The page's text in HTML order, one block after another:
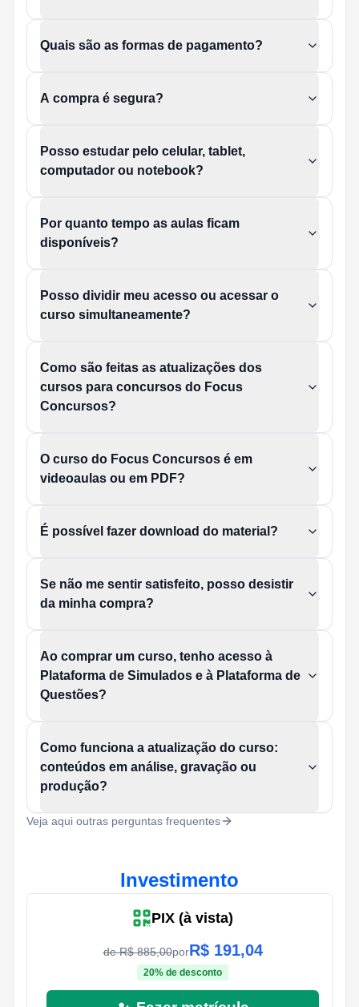
Quais são as formas de pagamento?
A compra é segura?
Posso estudar pelo celular, tablet,
computador ou notebook?
Por quanto tempo as aulas ficam
disponíveis?
Posso dividir meu acesso ou acessar o
curso simultaneamente?
Como são feitas as atualizações dos
cursos para concursos do Focus
Concursos?
O curso do Focus Concursos é em
videoaulas ou em PDF?
É possível fazer download do material?
Se não me sentir satisfeito, posso desistir
da minha compra?
Ao comprar um curso, tenho acesso à
Plataforma de Simulados e à Plataforma de
Questões?
Como funciona a atualização do curso:
conteúdos em análise, gravação ou
produção?
Veja aqui outras perguntas frequentes
Investimento
PIX (à vista)
de R$885,00porR$ 191,04
20% de desconto